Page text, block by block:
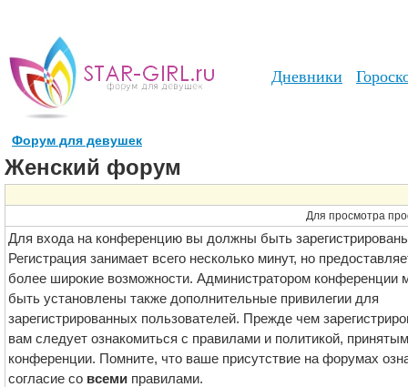
Дневники
Форум для девушек
Женский форум
Для просмотра
Для входа на конференцию вы должны быть
Регистрация занимает всего несколько минут, но
более широкие возможности. Администратором конференции
быть установлены также дополнительные привилегии для
зарегистрированных пользователей. Прежде чем
вам следует ознакомиться с правилами и политикой,
конференции. Помните, что ваше присутствие на форумах
согласие со всеми правилами.